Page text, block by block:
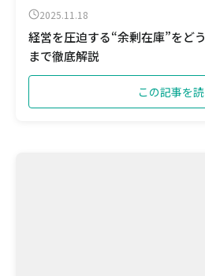
2025.11.18
経営を圧迫する“余剰在庫”をど
まで徹底解説
この記事を